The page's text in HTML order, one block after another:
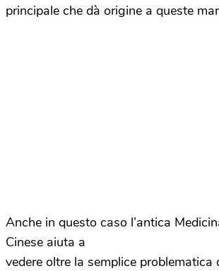
principale che dà origine a queste
Anche in questo caso l’antica
Cinese aiuta a
vedere oltre la semplice problematica